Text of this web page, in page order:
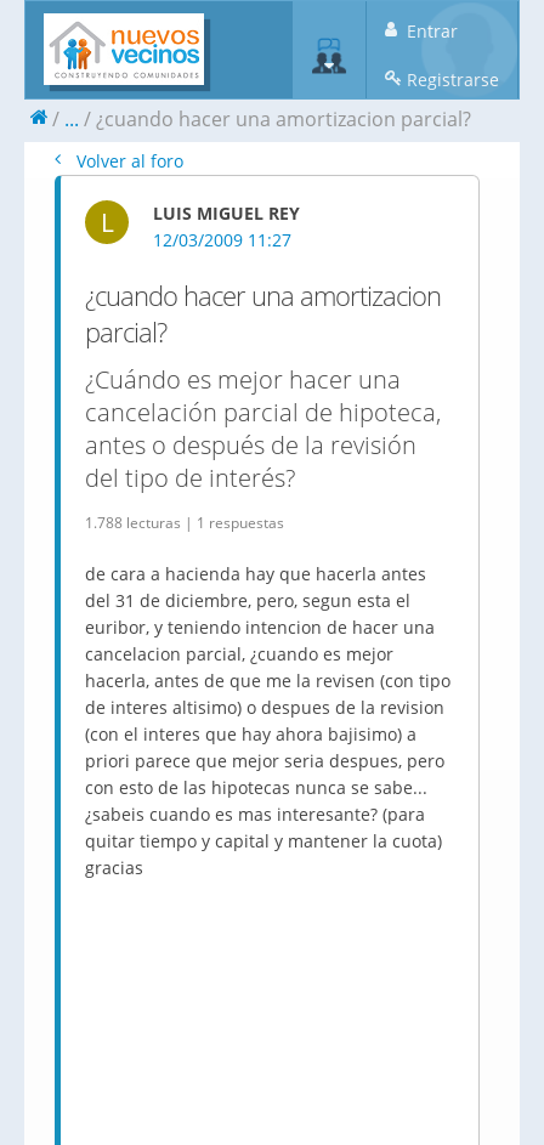
Entrar
Registrarse
... ¿cuando hacer una amortizacion parcial?
Volver al foro
L
LUIS MIGUEL REY
12/03/2009 11:27
¿cuando hacer una amortizacion
parcial?
¿Cuándo es mejor hacer una
cancelación parcial de hipoteca,
antes o después de la revisión
del tipo de interés?
1.788 lecturas | 1 respuestas
de cara a hacienda hay que hacerla antes
del 31 de diciembre, pero, segun esta el
euribor, y teniendo intencion de hacer una
cancelacion parcial, ¿cuando es mejor
hacerla, antes de que me la revisen (con tipo
de interes altisimo) o despues de la revision
(con el interes que hay ahora bajisimo) a
priori parece que mejor seria despues, pero
con esto de las hipotecas nunca se sabe...
¿sabeis cuando es mas interesante? (para
quitar tiempo y capital y mantener la cuota)
gracias